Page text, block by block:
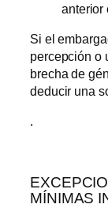
anterior
Si el
percepción o
brecha de
deducir una
.
MÍNIMAS